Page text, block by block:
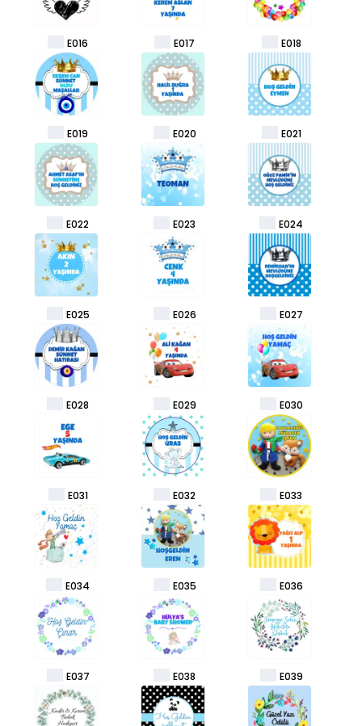
E016 E017 E018
E019 E020 E021
E022 E023 E024
E025 E026 E027
E028 E029 E030
E031 E032 E033
E034 E035 E036
E037 E038 E039